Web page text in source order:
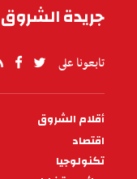
جريدة الشروق
تابعونا على
PIED
DE
PAGE
أقلام الشروق
اقتصاد
تكنولوجيا